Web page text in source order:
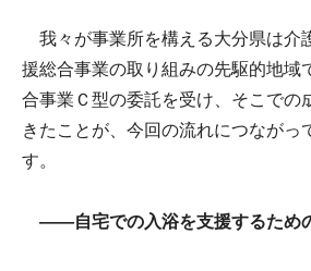
我々が事業所を構える大分県は介
援総合事業の取り組みの先駆的地域
合事業Ｃ型の委託を受け、そこでの
きたことが、今回の流れにつながっ
す。
――自宅での入浴を支援するための